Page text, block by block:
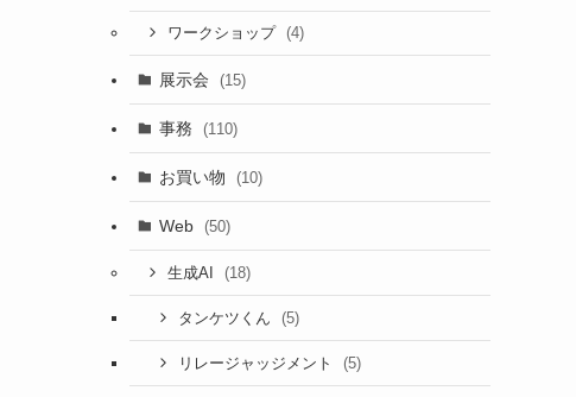
ワークショップ (4)
展示会 (15)
事務 (110)
お買い物 (10)
Web (50)
生成AI (18)
タンケツくん (5)
リレージャッジメント (5)